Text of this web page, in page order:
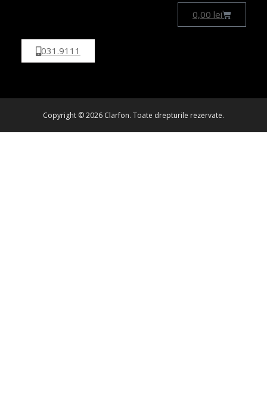
0,00 lei
031.9111
Copyright © 2026 Clarfon. Toate drepturile rezervate.